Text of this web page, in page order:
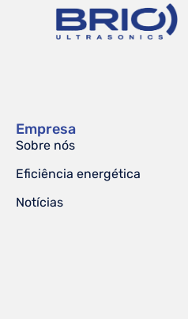
Empresa
Sobre nós
Eficiência energética
Notícias